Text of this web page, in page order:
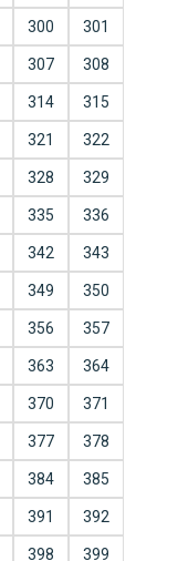
300 301
307 308
314 315
321 322
328 329
335 336
342 343
349 350
356 357
363 364
370 371
377 378
384 385
391 392
398 399